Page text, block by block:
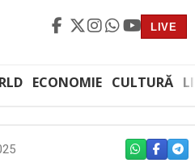
LIVE
ECONOMIE CULTURĂ
WHATSAPP